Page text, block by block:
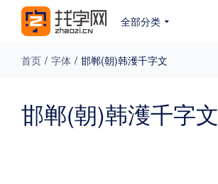
全部分类
免费下载 收费下载 更多
首页 / 字体 / 邯郸(朝)韩濩千字文
邯郸(朝)韩濩千字文